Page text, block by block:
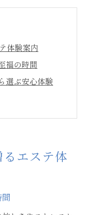
体験案内
福の時間
選ぶ安心体験
リラックス感
エステ時間
るコツと選び方
注目ポイント
リフレッシュ
エステ体